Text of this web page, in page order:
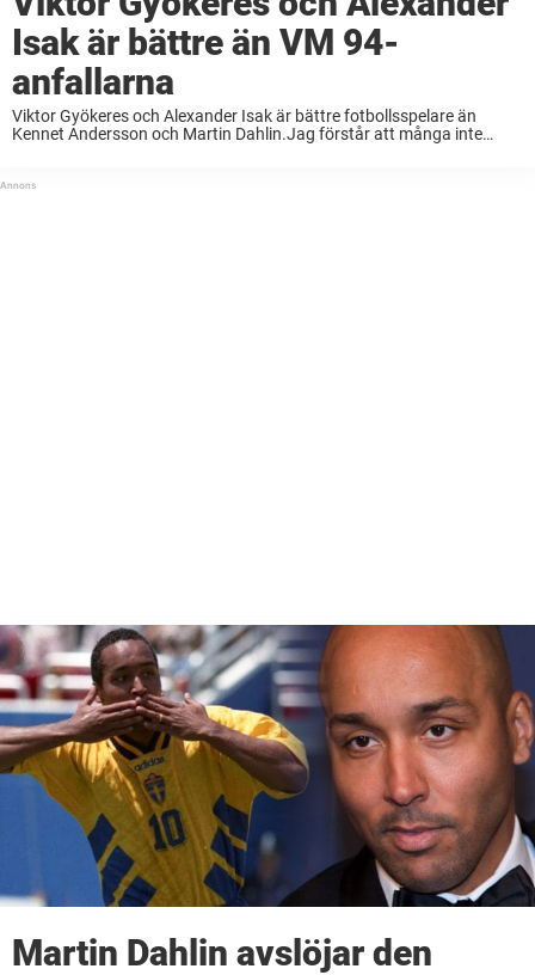
Isak är bättre än VM 94-
anfallarna
Viktor Gyökeres och Alexander Isak är bättre fotbollsspelare än
Kennet Andersson och Martin Dahlin.Jag förstår att många inte
Martin Dahlin avslöjar den